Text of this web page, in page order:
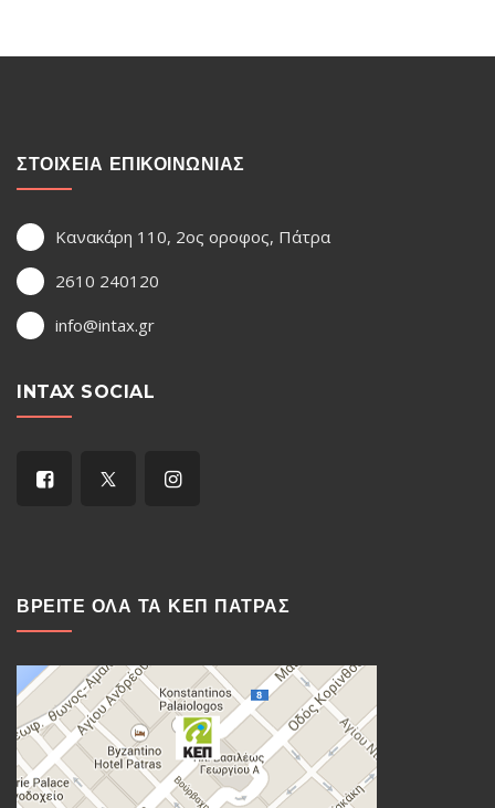
ΣΤΟΙΧΕΙΑ ΕΠΙΚΟΙΝΩΝΙΑΣ
Κανακάρη 110, 2ος οροφος, Πάτρα
2610 240120
info@intax.gr
INTAX SOCIAL
ΒΡΕΙΤΕ ΟΛΑ ΤΑ ΚΕΠ ΠΑΤΡΑΣ